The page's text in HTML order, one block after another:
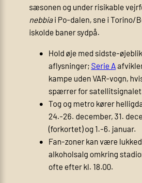
sæsonen og under risikable
nebbiai Po-dalen, sne i Torino/
iskolde baner sydpå.
Hold øje med sidste-
aflysninger; Serie A
kampe uden VAR-vogn,
spærrer for
Tog og metro kører
24.-26. december, 31.
(forkortet) og 1.-6. januar.
Fan-zoner kan være
alkohol­salg omkring
ofte efter kl. 18.00.